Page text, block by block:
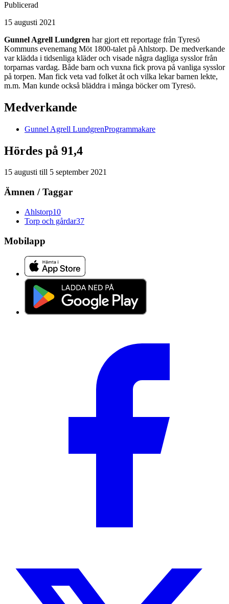
Publicerad
15 augusti 2021
Gunnel Agrell Lundgren har gjort ett reportage från Tyresö
Kommuns evenemang Möt 1800-talet på Ahlstorp. De medverkande
var klädda i tidsenliga kläder och visade några dagliga sysslor från
torparnas vardag. Både barn och vuxna fick prova på vanliga sysslor
på torpen. Man fick veta vad folket åt och vilka lekar barnen lekte,
m.m. Man kunde också bläddra i många böcker om Tyresö.
Medverkande
Gunnel Agrell LundgrenProgrammakare
Hördes på 91,4
15 augusti till 5 september 2021
Ämnen / Taggar
Ahlstorp10
Torp och gårdar37
Mobilapp